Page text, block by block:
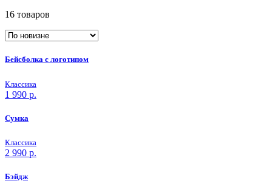
16 товаров
Бейсболка с логотипом
Классика
1 990 р.
Сумка
Классика
2 990 р.
Бэйдж